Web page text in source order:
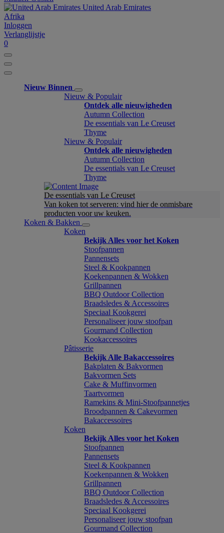
United Arab Emirates
Afrika
Inloggen
Verlanglijstje
0
Nieuw Binnen
Nieuw & Populair
Ontdek alle nieuwigheden
Autumn Collection
De essentials van Le Creuset
Thyme
Nieuw & Populair
Ontdek alle nieuwigheden
Autumn Collection
De essentials van Le Creuset
Thyme
De essentials van Le Creuset
Van koken tot serveren: vind hier de onmisbare
producten voor uw keuken.
Koken & Bakken
Koken
Bekijk Alles voor het Koken
Stoofpannen
Pannensets
Steel & Kookpannen
Koekenpannen & Wokken
Grillpannen
BBQ Outdoor Collection
Braadsledes & Accessoires
Speciaal Kookgerei
Personaliseer jouw stoofpan
Gourmand Collection
Kookaccessoires
Pâtisserie
Bekijk Alle Bakaccessoires
Bakplaten & Bakvormen
Bakvormen Sets
Cake & Muffinvormen
Taartvormen
Ramekins & Mini-Stoofpannetjes
Broodpannen & Cakevormen
Bakaccessoires
Koken
Bekijk Alles voor het Koken
Stoofpannen
Pannensets
Steel & Kookpannen
Koekenpannen & Wokken
Grillpannen
BBQ Outdoor Collection
Braadsledes & Accessoires
Speciaal Kookgerei
Personaliseer jouw stoofpan
Gourmand Collection